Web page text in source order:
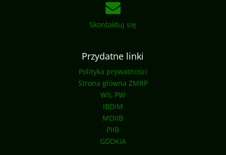
Skontaktuj się
Przydatne linki
Polityka prywatności
Strona główna ZMRP
WIL PW
IBDiM
MOIIB
PIIB
GDDKiA